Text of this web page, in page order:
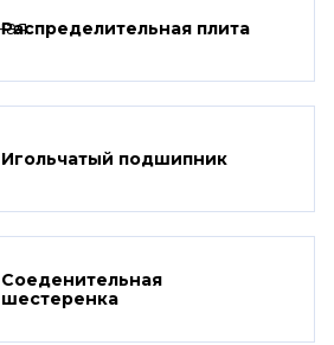
Распределительная плита
Игольчатый подшипник
Соеденительная
шестеренка